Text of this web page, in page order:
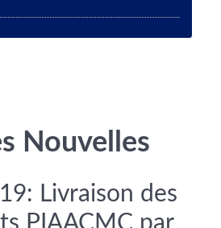
Nouvelles
Livraison des